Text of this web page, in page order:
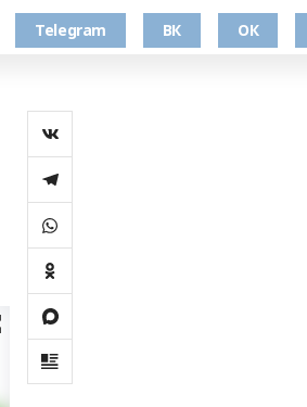
Telegram ВК ОК